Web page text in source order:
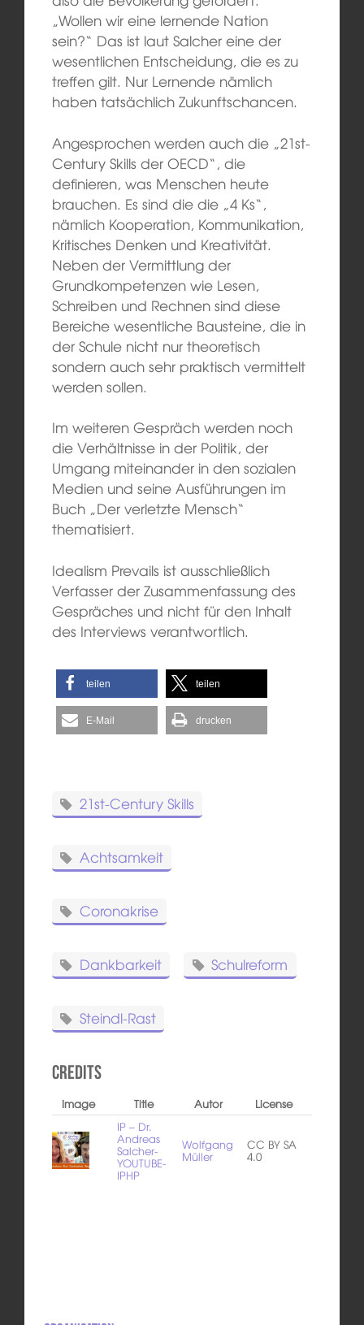
„Wollen wir eine lernende Nation
sein?“ Das ist laut Salcher eine der
wesentlichen Entscheidung, die es zu
treffen gilt. Nur Lernende nämlich
haben tatsächlich Zukunftschancen.
Angesprochen werden auch die „21st-
Century Skills der OECD“, die
definieren, was Menschen heute
brauchen. Es sind die die „4 Ks“,
nämlich Kooperation, Kommunikation,
Kritisches Denken und Kreativität.
Neben der Vermittlung der
Grundkompetenzen wie Lesen,
Schreiben und Rechnen sind diese
Bereiche wesentliche Bausteine, die in
der Schule nicht nur theoretisch
sondern auch sehr praktisch vermittelt
werden sollen.
Im weiteren Gespräch werden noch
die Verhältnisse in der Politik, der
Umgang miteinander in den sozialen
Medien und seine Ausführungen im
Buch „Der verletzte Mensch“
thematisiert.
Idealism Prevails ist ausschließlich
Verfasser der Zusammenfassung des
Gespräches und nicht für den Inhalt
des Interviews verantwortlich.
teilen teilen
E-Mail drucken
21st-Century Skills
Achtsamkeit
Coronakrise
Dankbarkeit Schulreform
Steindl-Rast
Credits
Image Title Autor
License
IP – Dr.
Andreas
Salcher-
YOUTUBE-
IPHP
Wolfgang
Müller
CC BY SA
4.0